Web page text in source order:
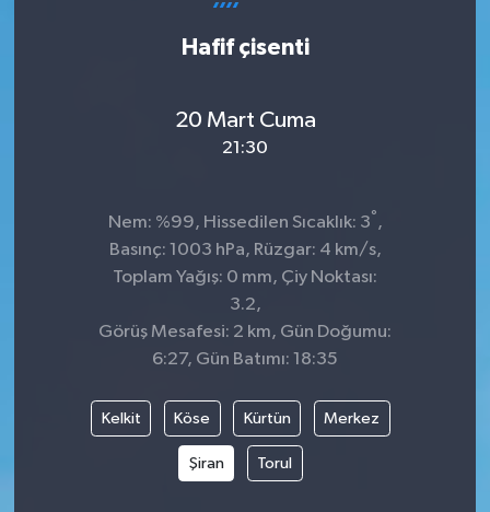
Hafif çisenti
20 Mart Cuma
21:30
Nem: %99, Hissedilen Sıcaklık: 3° ,
Basınç: 1003 hPa, Rüzgar: 4 km/s,
Toplam Yağış: 0 mm, Çiy Noktası:
3.2,
Görüş Mesafesi: 2 km, Gün Doğumu:
6:27, Gün Batımı: 18:35
Kelkit Köse Kürtün Merkez
Şiran Torul